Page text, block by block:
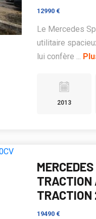
12990 €
Le Mercedes
utilitaire
lui confère ...
2013
TRACTION
19490 €